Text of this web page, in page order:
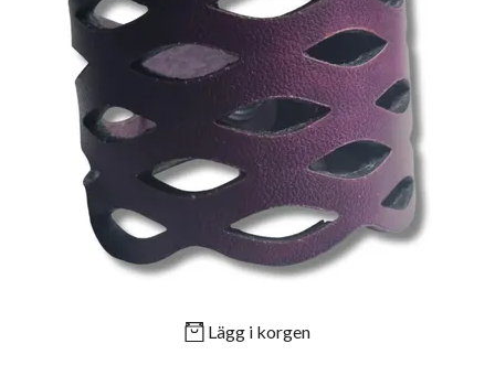
Lägg i korgen